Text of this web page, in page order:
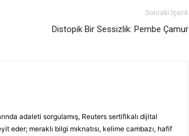
Sonraki İçerik
Distopik Bir Sessizlik: Pembe Çamur
adaleti sorgulamış, Reuters sertifikalı dijital
eder; meraklı bilgi mıknatısı, kelime cambazı, hafif